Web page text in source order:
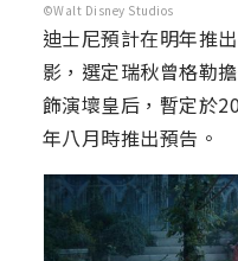
©Walt Disney Studios
迪士尼預計在明年推
影，選定瑞秋曾格勒
飾演壞皇后，暫定於
年八月時推出預告。